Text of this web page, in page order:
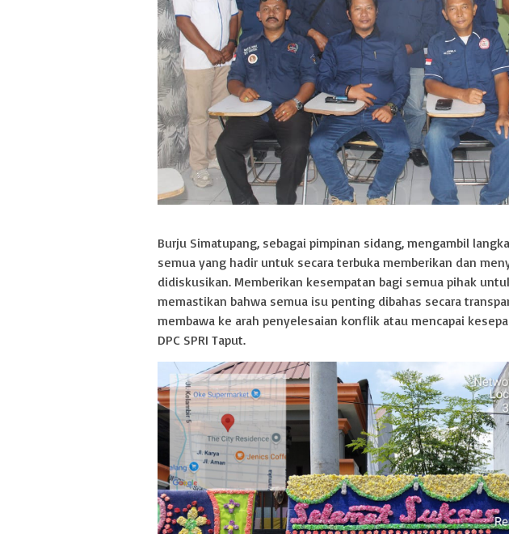
Burju Simatupang, sebagai pimpinan sidang, mengambil
semua yang hadir untuk secara terbuka memberikan dan
didiskusikan. Memberikan kesempatan bagi semua pihak
memastikan bahwa semua isu penting dibahas secara
membawa ke arah penyelesaian konflik atau mencapai
DPC SPRI Taput.